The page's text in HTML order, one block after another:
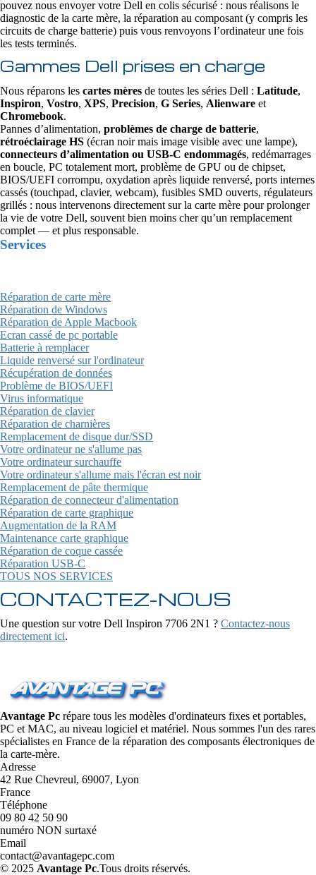
pouvez nous envoyer votre Dell en colis sécurisé : nous réalisons le
diagnostic de la carte mère, la réparation au composant (y compris les
circuits de charge batterie) puis vous renvoyons l’ordinateur une fois
les tests terminés.
Gammes Dell prises en charge
Nous réparons les cartes mères de toutes les séries Dell : Latitude,
Inspiron, Vostro, XPS, Precision, G Series, Alienware et
Chromebook.
Pannes d’alimentation, problèmes de charge de batterie,
rétroéclairage HS (écran noir mais image visible avec une lampe),
connecteurs d’alimentation ou USB‑C endommagés, redémarrages
en boucle, PC totalement mort, problème de GPU ou de chipset,
BIOS/UEFI corrompu, oxydation après liquide renversé, ports internes
cassés (touchpad, clavier, webcam), fusibles SMD ouverts, régulateurs
grillés : nous intervenons directement sur la carte mère pour prolonger
la vie de votre Dell, souvent bien moins cher qu’un remplacement
complet — et plus responsable.
Services
Réparation de carte mère
Réparation de Windows
Réparation de Apple Macbook
Ecran cassé de pc portable
Batterie à remplacer
Liquide renversé sur l'ordinateur
Récupération de données
Problème de BIOS/UEFI
Virus informatique
Réparation de clavier
Réparation de charnières
Remplacement de disque dur/SSD
Votre ordinateur ne s'allume pas
Votre ordinateur surchauffe
Votre ordinateur s'allume mais l'écran est noir
Remplacement de pâte thermique
Réparation de connecteur d'alimentation
Réparation de carte graphique
Augmentation de la RAM
Maintenance carte graphique
Réparation de coque cassée
Réparation USB-C
TOUS NOS SERVICES
CONTACTEZ-NOUS
Une question sur votre Dell Inspiron 7706 2N1 ? Contactez-nous
directement ici.
Avantage Pc répare tous les modèles d'ordinateurs fixes et portables,
PC et MAC, au niveau logiciel et matériel. Nous sommes l'un des rares
spécialistes en France de la réparation des composants électroniques de
la carte-mère.
Adresse
42 Rue Chevreul, 69007, Lyon
France
Téléphone
09 80 42 50 90
numéro NON surtaxé
Email
contact@avantagepc.com
© 2025 Avantage Pc.Tous droits réservés.